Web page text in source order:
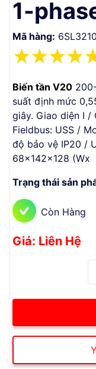
1-
Mã hàng:
☆
☆
☆
☆
Biến tần V20
suất định mức
giây. Giao diện I /
Fieldbus: USS /
độ bảo vệ IP20 /
68x142x128 (Wx
Trạng thái sản
Còn Hàng
Giá: Liên Hệ